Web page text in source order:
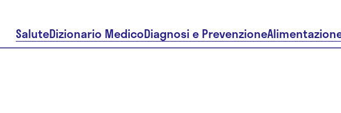
SaluteDizionario MedicoDiagnosi e Prevenzione